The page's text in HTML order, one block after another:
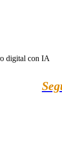
digital con IA